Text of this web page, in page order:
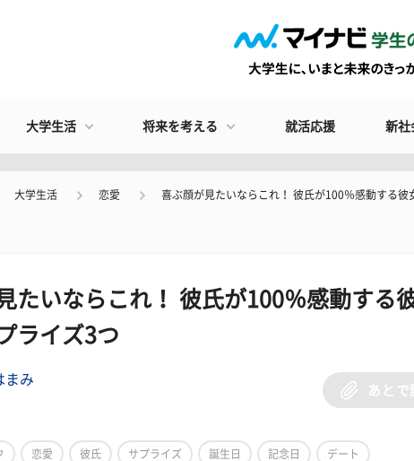
大学生活 将来を考える 就活応援 新社
大学生活 恋愛 喜ぶ顔が見たいならこれ！ 彼氏が100％感動する彼
たいならこれ！ 彼氏が100％感動する
ライズ3つ
まみ
あとで
恋愛 彼氏 サプライズ 誕生日 記念日 デート